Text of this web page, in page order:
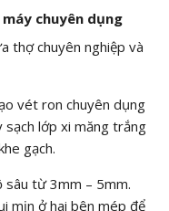
chuyên dụng
thợ chuyên nghiệp và
vét ron chuyên dụng
sạch lớp xi măng trắng
gạch.
sâu từ3mm – 5mm.
mịn ở hai bên mép để